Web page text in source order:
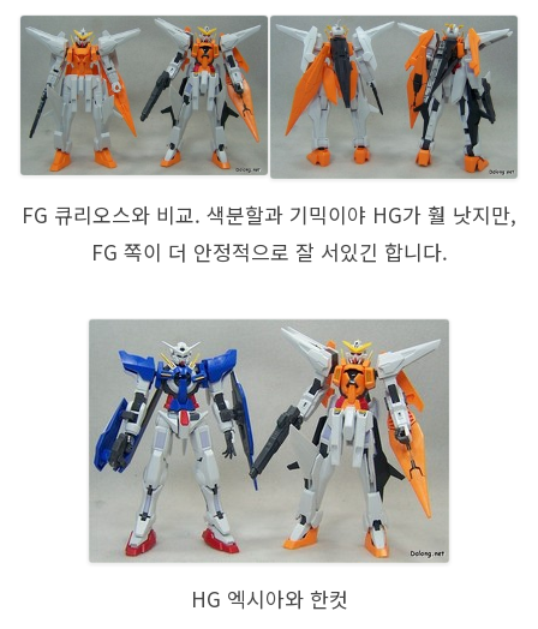
FG 큐리오스와 비교. 색분할과 기믹이야 HG가 훨 낫지만,
FG 쪽이 더 안정적으로 잘 서있긴 합니다.
HG 엑시아와 한컷